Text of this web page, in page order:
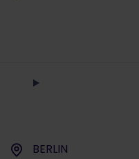
BERLIN